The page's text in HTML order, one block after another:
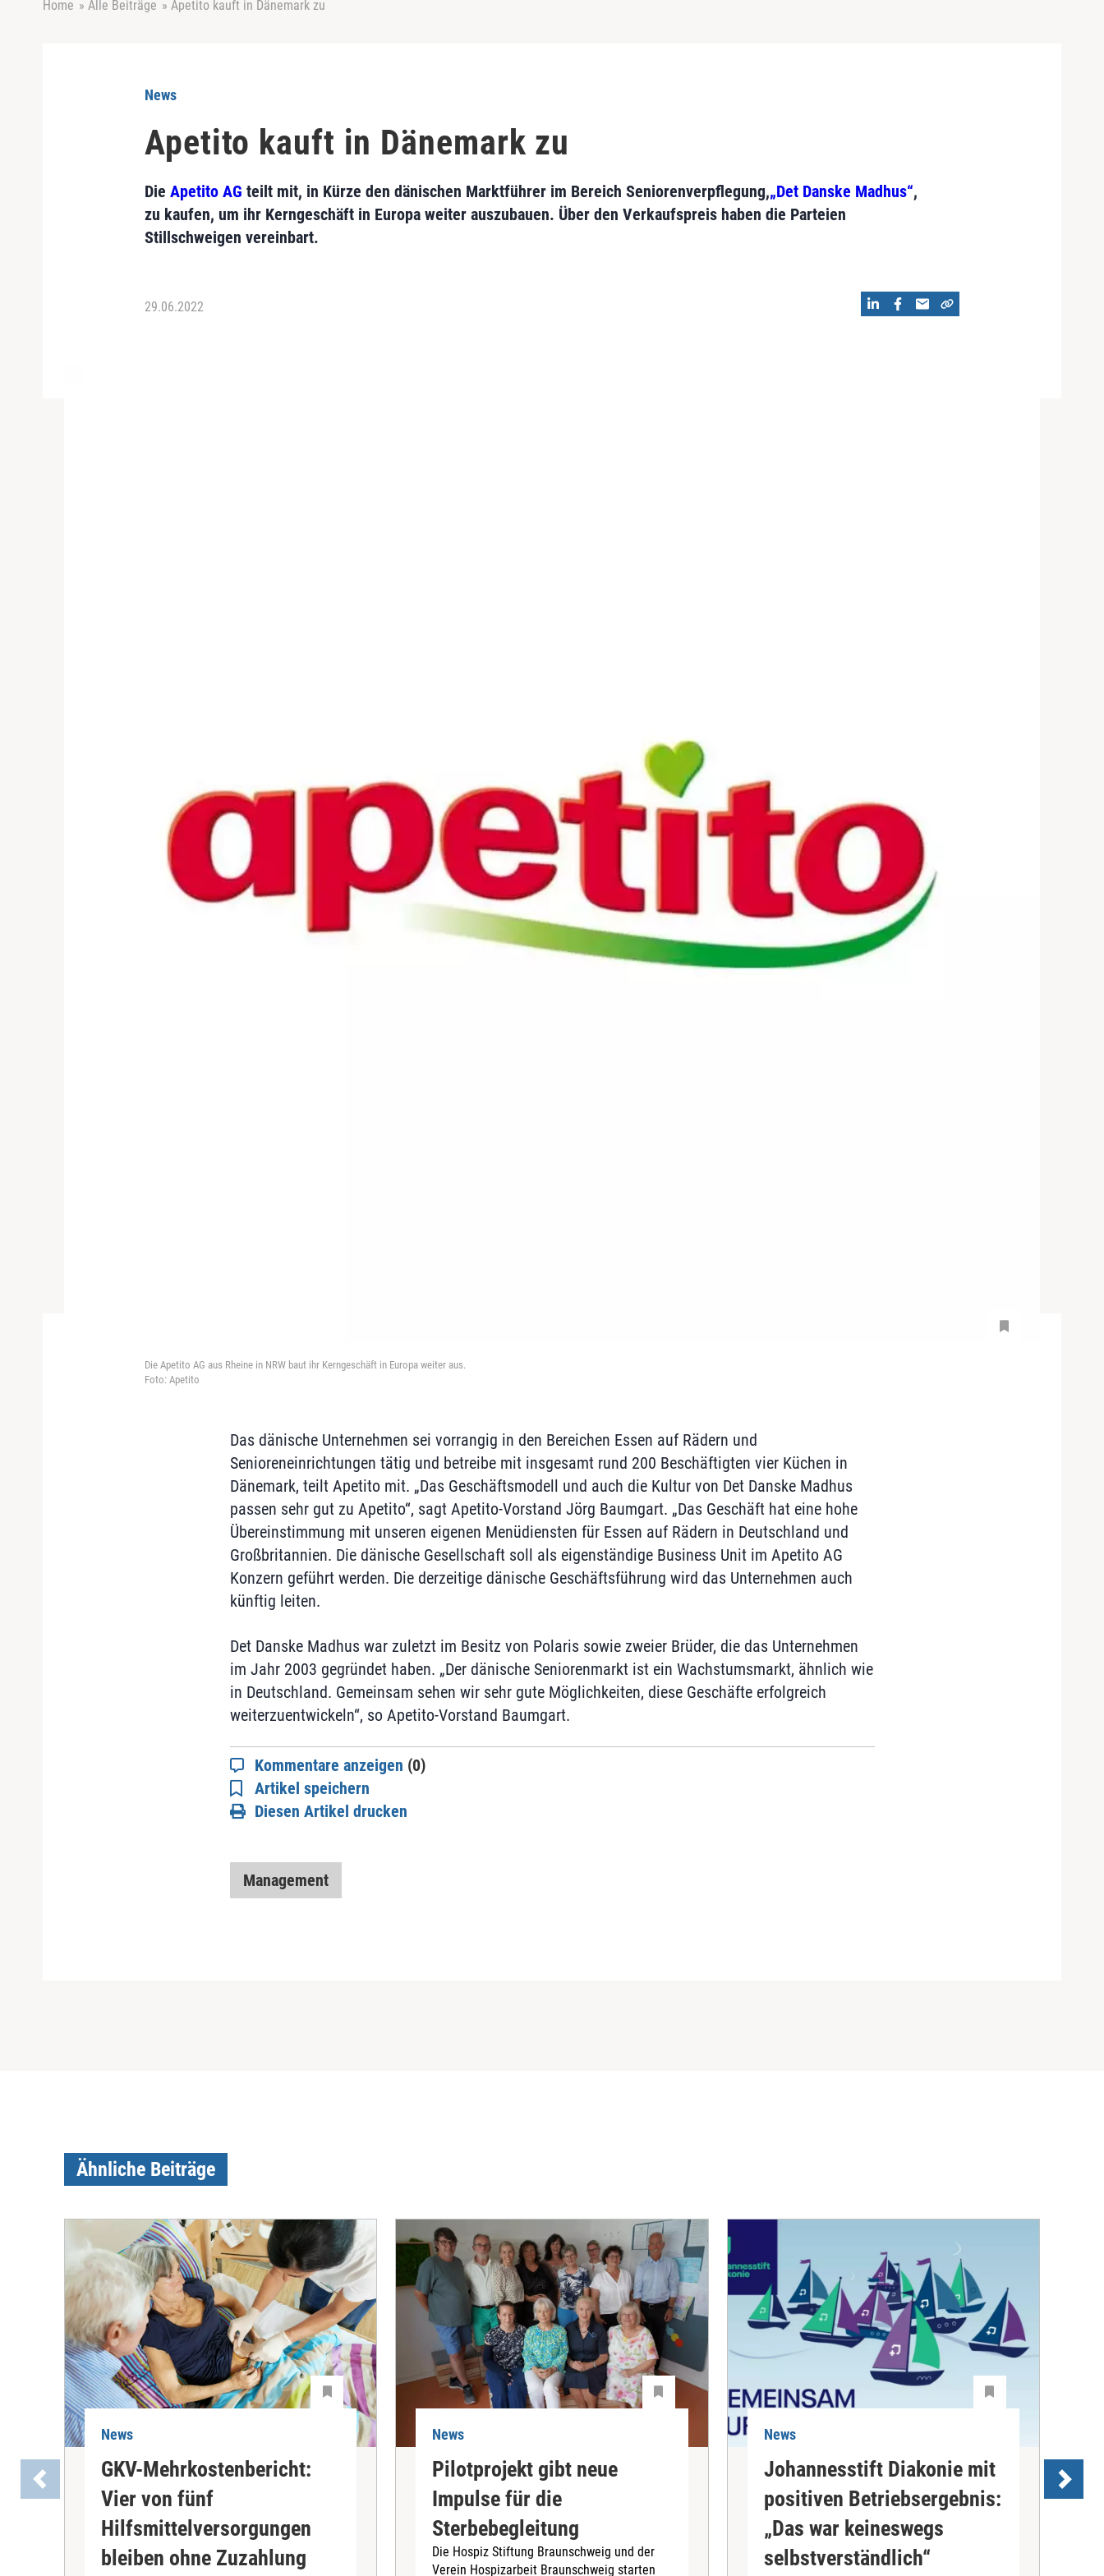
Home » Alle Beiträge » Apetito kauft in Dänemark zu
News
Apetito kauft in Dänemark zu
Die Apetito AG teilt mit, in Kürze den dänischen Marktführer im Bereich Seniorenverpflegung,„Det Danske Madhus“,
zu kaufen, um ihr Kerngeschäft in Europa weiter auszubauen. Über den Verkaufspreis haben die Parteien
Stillschweigen vereinbart.
29.06.2022
Die Apetito AG aus Rheine in NRW baut ihr Kerngeschäft in Europa weiter aus.
Foto: Apetito
Das dänische Unternehmen sei vorrangig in den Bereichen Essen auf Rädern und
Senioreneinrichtungen tätig und betreibe mit insgesamt rund 200 Beschäftigten vier Küchen in
Dänemark, teilt Apetito mit. „Das Geschäftsmodell und auch die Kultur von Det Danske Madhus
passen sehr gut zu Apetito“, sagt Apetito-Vorstand Jörg Baumgart. „Das Geschäft hat eine hohe
Übereinstimmung mit unseren eigenen Menüdiensten für Essen auf Rädern in Deutschland und
Großbritannien. Die dänische Gesellschaft soll als eigenständige Business Unit im Apetito AG
Konzern geführt werden. Die derzeitige dänische Geschäftsführung wird das Unternehmen auch
künftig leiten.
Det Danske Madhus war zuletzt im Besitz von Polaris sowie zweier Brüder, die das Unternehmen
im Jahr 2003 gegründet haben. „Der dänische Seniorenmarkt ist ein Wachstumsmarkt, ähnlich wie
in Deutschland. Gemeinsam sehen wir sehr gute Möglichkeiten, diese Geschäfte erfolgreich
weiterzuentwickeln“, so Apetito-Vorstand Baumgart.
Kommentare anzeigen (0)
Artikel speichern
Diesen Artikel drucken
Management
Ähnliche Beiträge
News
GKV-Mehrkostenbericht:
Vier von fünf
Hilfsmittelversorgungen
bleiben ohne Zuzahlung
News
Pilotprojekt gibt neue
Impulse für die
Sterbebegleitung
Die Hospiz Stiftung Braunschweig und der
Verein Hospizarbeit Braunschweig starten
News
Johannesstift Diakonie mit
positiven Betriebsergebnis:
„Das war keineswegs
selbstverständlich“